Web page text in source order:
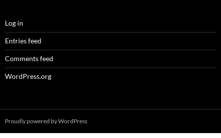
Log in
Entries feed
Comments feed
WordPress.org
Proudly powered by WordPress